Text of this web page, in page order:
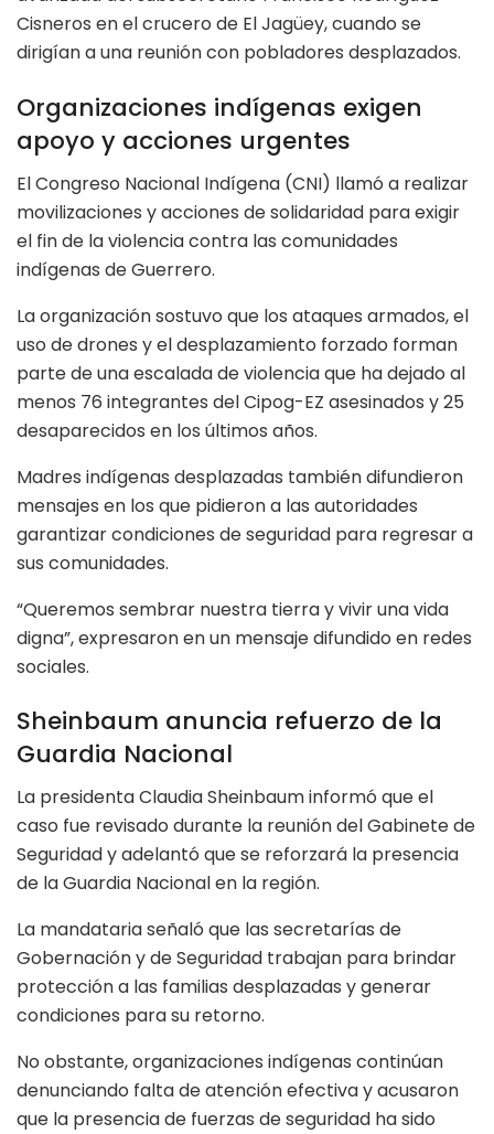
Cisneros en el crucero de El Jagüey, cuando se
dirigían a una reunión con pobladores desplazados.
Organizaciones indígenas exigen
apoyo y acciones urgentes
El Congreso Nacional Indígena (CNI) llamó a realizar
movilizaciones y acciones de solidaridad para exigir
el fin de la violencia contra las comunidades
indígenas de Guerrero.
La organización sostuvo que los ataques armados, el
uso de drones y el desplazamiento forzado forman
parte de una escalada de violencia que ha dejado al
menos 76 integrantes del Cipog-EZ asesinados y 25
desaparecidos en los últimos años.
Madres indígenas desplazadas también difundieron
mensajes en los que pidieron a las autoridades
garantizar condiciones de seguridad para regresar a
sus comunidades.
“Queremos sembrar nuestra tierra y vivir una vida
digna”, expresaron en un mensaje difundido en redes
sociales.
Sheinbaum anuncia refuerzo de la
Guardia Nacional
La presidenta Claudia Sheinbaum informó que el
caso fue revisado durante la reunión del Gabinete de
Seguridad y adelantó que se reforzará la presencia
de la Guardia Nacional en la región.
La mandataria señaló que las secretarías de
Gobernación y de Seguridad trabajan para brindar
protección a las familias desplazadas y generar
condiciones para su retorno.
No obstante, organizaciones indígenas continúan
denunciando falta de atención efectiva y acusaron
que la presencia de fuerzas de seguridad ha sido